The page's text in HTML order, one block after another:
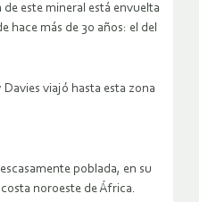
este mineral está envuelta
hace más de 30 años: el del
viajó hasta esta zona
poblada, en su
noroeste de África.